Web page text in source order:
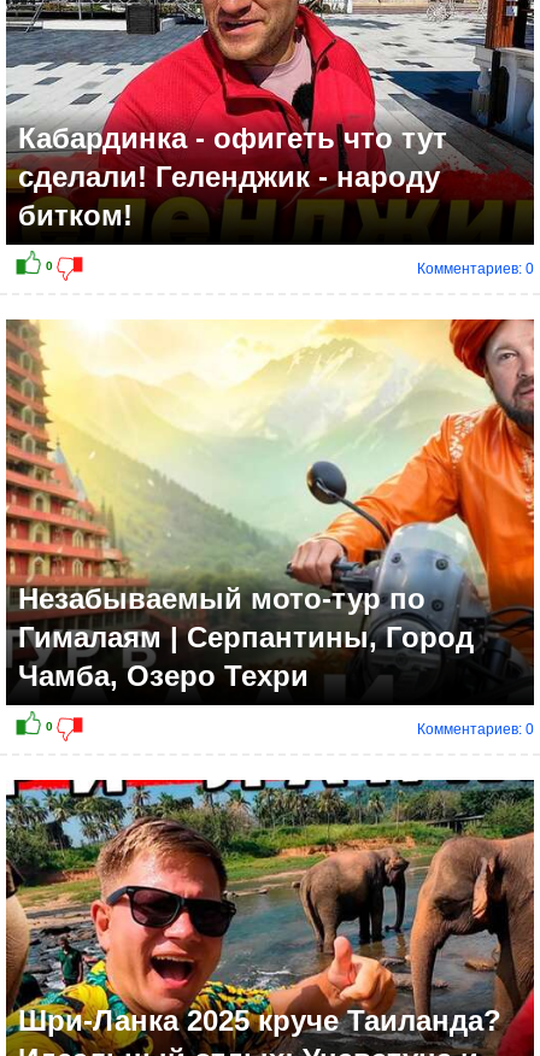
-2
Кабардинка - офигеть что тут
сделали! Геленджик - народу
битком!
Комментариев: 0
Незабываемый мото-тур по
Гималаям | Серпантины, Город
Чамба, Озеро Техри
Комментариев: 0
Шри-Ланка 2025 круче Таиланда?